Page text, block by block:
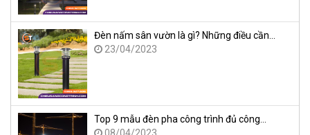
Đèn nấm sân vườn là gì? Những điều cần…
23/04/2023
Top 9 mẫu đèn pha công trình đủ công…